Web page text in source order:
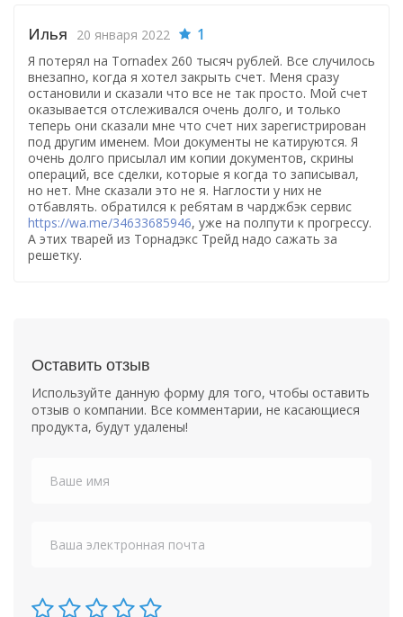
Илья 20 января 2022 1
Я потерял на Tornadex 260 тысяч рублей. Все случилось
внезапно, когда я хотел закрыть счет. Меня сразу
остановили и сказали что все не так просто. Мой счет
оказывается отслеживался очень долго, и только
теперь они сказали мне что счет них зарегистрирован
под другим именем. Мои документы не катируются. Я
очень долго присылал им копии документов, скрины
операций, все сделки, которые я когда то записывал,
но нет. Мне сказали это не я. Наглости у них не
отбавлять. обратился к ребятам в чарджбэк сервис
https://wa.me/34633685946, уже на полпути к прогрессу.
А этих тварей из Торнадэкс Трейд надо сажать за
решетку.
Оставить отзыв
Используйте данную форму для того, чтобы оставить
отзыв о компании. Все комментарии, не касающиеся
продукта, будут удалены!